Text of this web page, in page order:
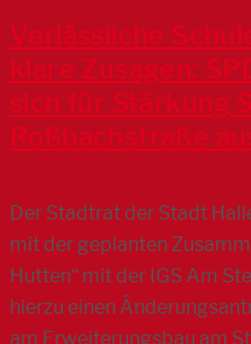
Verlässliche
klare Zusagen:
sich für Stärkung
Roßbachstraße
Der Stadtrat der Stadt
mit der geplanten
Hutten“ mit der IGS Am
hierzu einen
am Erweiterungsbau am